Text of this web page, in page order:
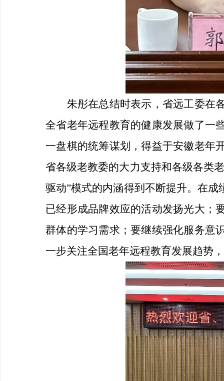
朱彤在总结时表示，省远工委在
全省老年远程教育的健康发展做了一
一盘棋的统筹谋划，得益于安徽老年
省各级老教委的大力支持和各级各类
驱动”模式的内涵得到不断提升。在成
已经形成品牌效应的活动发扬光大；
群体的学习需求；要继续强化服务意
一步关注全国老年远程教育发展趋势